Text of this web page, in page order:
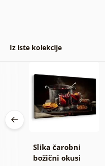
Iz iste kolekcije
Slika čarobni
božični okusi